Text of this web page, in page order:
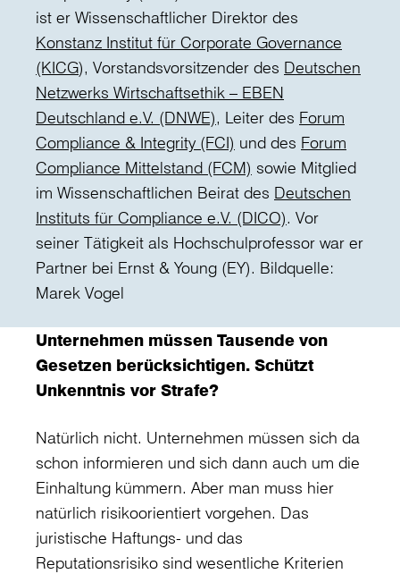
ist er Wissenschaftlicher Direktor des
Konstanz Institut für Corporate Governance
(KICG), Vorstandsvorsitzender des Deutschen
Netzwerks Wirtschaftsethik – EBEN
Deutschland e.V. (DNWE), Leiter des Forum
Compliance & Integrity (FCI) und des Forum
Compliance Mittelstand (FCM) sowie Mitglied
im Wissenschaftlichen Beirat des Deutschen
Instituts für Compliance e.V. (DICO). Vor
seiner Tätigkeit als Hochschulprofessor war er
Partner bei Ernst & Young (EY). Bildquelle:
Marek Vogel
Unternehmen müssen Tausende von
Gesetzen berücksichtigen. Schützt
Unkenntnis vor Strafe?
Natürlich nicht. Unternehmen müssen sich da
schon informieren und sich dann auch um die
Einhaltung kümmern. Aber man muss hier
natürlich risikoorientiert vorgehen. Das
juristische Haftungs- und das
Reputationsrisiko sind wesentliche Kriterien